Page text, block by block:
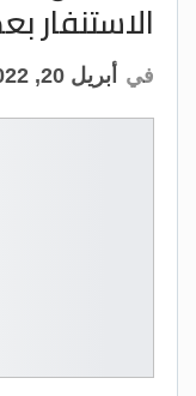
الاستنفار
في أبريل 20, 2022